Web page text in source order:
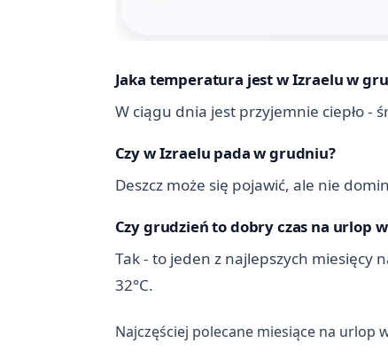
Jaka temperatura jest w Izraelu w
W ciągu dnia jest przyjemnie ciepło -
Czy w Izraelu pada w grudniu?
Deszcz może się pojawić, ale nie
Czy grudzień to dobry czas na urlop
Tak - to jeden z najlepszych miesięcy
32°C.
Najczęściej polecane miesiące na urlop